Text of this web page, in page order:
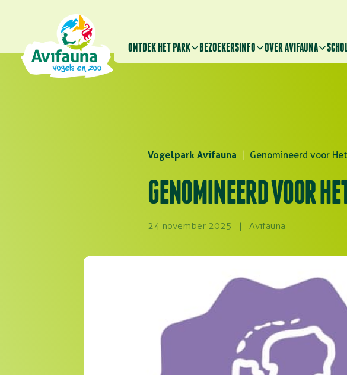
ONTDEK HET PARK BEZOEKERSINFO OVER AVIFAUNA
Vogelpark Avifauna Genomineerd voor
GENOMINEERD VOOR
24 november 2025 | Avifauna